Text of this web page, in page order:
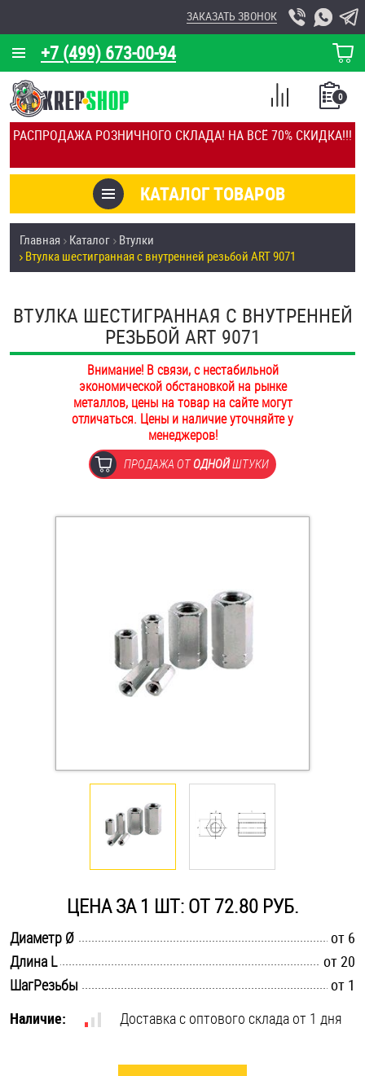
РАСПРОДАЖА РОЗНИЧНОГО СКЛАДА! НА ВСЁ 70% СКИДКА!!!
+7 (499) 673-00-94
ЗАКАЗАТЬ ЗВОНОК
КОРЗИНА
О КОМПАНИИ
КАЛЬКУЛЯТОР
ОТЗЫВЫ
УСЛУГИ
СКИДКИ
ОПТ
ПОКУПАТЕЛЯМ
ОПЛАТА И ДОСТАВКА
НАШИ МАГАЗИНЫ
КАТАЛОГ ТОВАРОВ
0
СПИСОК
СРАВНЕНИЕ
Товары со скидкой
Анкеры
Антивандальный крепёж, инструмент
Болты и винты
Втулки
Дюймовый крепёж
Крюки, кольца с метрической резьбой
Оснастка и аксессуары для яхт
Стопорные кольца
Такелаж
Главная Каталог Втулки
Втулка шестигранная с внутренней резьбой ART 9071
ВТУЛКА ШЕСТИГРАННАЯ С ВНУТРЕННЕЙ
РЕЗЬБОЙ ART 9071
Внимание! В связи, с нестабильной
экономической обстановкой на рынке
металлов, цены на товар на сайте могут
отличаться. Цены и наличие уточняйте у
менеджеров!
ПРОДАЖА ОТОДНОЙШТУКИ
ЦЕНА ЗА 1 ШТ: ОТ 72.80 РУБ.
Диаметр Ø
от 6
Длина L
от 20
ШагРезьбы
от 1
Наличие:
Доставка с оптового склада от 1 дня